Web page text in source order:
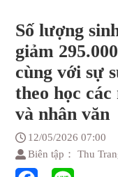
Số lượng
giảm
cùng với sự
theo học
và nhân văn
12/05/2026 07:00
Biên tập： Thu